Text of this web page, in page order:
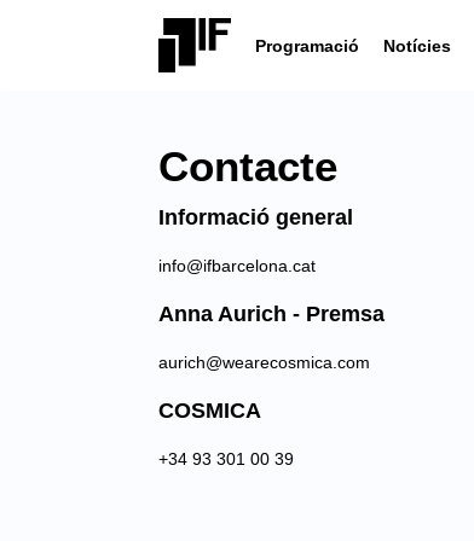
Programació Notícies
Contacte
Informació general
info@ifbarcelona.cat
Anna Aurich - Premsa
aurich@wearecosmica.com
COSMICA
+34 93 301 00 39